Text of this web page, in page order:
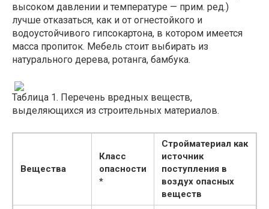
высоком давлении и температуре — прим. ред.)
лучше отказаться, как и от огнестойкого и
водоустойчивого гипсокартона, в котором имеется
масса пропиток. Мебель стоит выбирать из
натурального дерева, ротанга, бамбука.
Таблица 1. Перечень вредных веществ,
выделяющихся из строительных материалов.
Вещества
Класс
опасности
*
Стройматериал как
источник
поступления в
воздух опасных
веществ